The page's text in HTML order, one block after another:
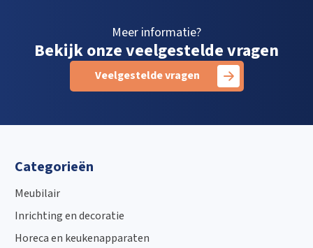
Meer informatie?
Bekijk onze veelgestelde vragen
Veelgestelde vragen
Categorieën
Meubilair
Inrichting en decoratie
Horeca en keukenapparaten